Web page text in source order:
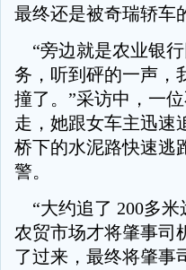
最终还是被奇瑞轿车
“旁边就是农业银
务，听到砰的一声，
撞了。”采访中，一
走，她跟女车主迅速
桥下的水泥路快速逃
警。
“大约追了 200多米
农贸市场才将肇事司
了过来，最终将肇事